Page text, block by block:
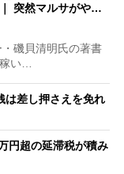
突然マルサがや…
磯貝清明氏の著書
い…
は差し押さえを免れ
円超の延滞税が積み